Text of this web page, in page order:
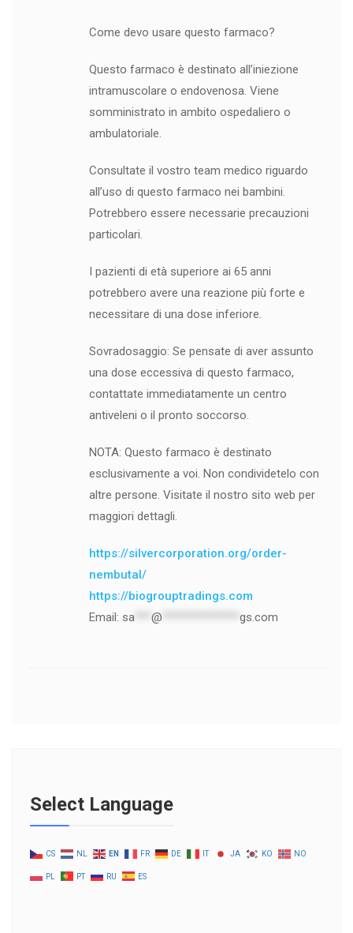
Come devo usare questo farmaco?
Questo farmaco è destinato all’iniezione
intramuscolare o endovenosa. Viene
somministrato in ambito ospedaliero o
ambulatoriale.
Consultate il vostro team medico riguardo
all’uso di questo farmaco nei bambini.
Potrebbero essere necessarie precauzioni
particolari.
I pazienti di età superiore ai 65 anni
potrebbero avere una reazione più forte e
necessitare di una dose inferiore.
Sovradosaggio: Se pensate di aver assunto
una dose eccessiva di questo farmaco,
contattate immediatamente un centro
antiveleni o il pronto soccorso.
NOTA: Questo farmaco è destinato
esclusivamente a voi. Non condividetelo con
altre persone. Visitate il nostro sito web per
maggiori dettagli.
https://silvercorporation.org/order-
nembutal/
https://biogrouptradings.com
Email: sa*** @ gs.com
Select Language
CS NL EN FR DE IT JA KO NO
PL PT RU ES